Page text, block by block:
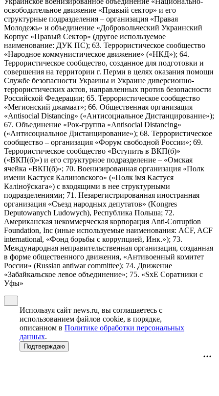
освободительное движение «Правый сектор» и его
структурные подразделения – организация «Правая
Молодежь» и объединение «Добровольческий Украинский
Корпус «Правый Сектор» (другое используемое
наименование: ДУК ПС); 63. Террористическое сообщество
«Народное коммунистическое движение» («НКД»); 64.
Террористическое сообщество, созданное для подготовки и
совершения на территории г. Перми в целях оказания помощи
Службе безопасности Украины и Украине диверсионно-
террористических актов, направленных против безопасности
Российской Федерации; 65. Террористическое сообщество
«Мегионский джамаат»; 66. Общественная организация
«Antisocial Distancing» («Антисоциальное Дистанцирование»);
67. Объединение «Рок-группа «Antisocial Distancing»
(«Антисоциальное Дистанцирование»); 68. Террористическое
сообщество – организация «Форум свободной России»; 69.
Террористическое сообщество «Вступить в ВКП(б)»
(«ВКП(б)») и его структурное подразделение – «Омская
ячейка «ВКП(б)»; 70. Военизированная организация «Полк
имени Кастуся Калиновского» («Полк iмя Кастуся
Калiноўскага») с входящими в нее структурными
подразделениями; 71. Незарегистрированная иностранная
организация «Съезд народных депутатов» (Kongres
Deputowanych Ludowych), Республика Польша; 72.
Американская некоммерческая корпорация Anti-Corruption
Foundation, Inc (иные используемые наименования: ACF, ACF
international, «Фонд борьбы с коррупцией, Инк.»); 73.
Международная неправительственная организация, созданная
в форме общественного движения, «Антивоенный комитет
России» (Russian antiwar committee); 74. Движение
«Забайкальское левое объединение»; 75. «SxE Соратники с
Уфы»
Используя сайт news.ru, вы соглашаетесь с
использованием файлов cookie, в порядке,
описанном в Политике обработки персональных
данных.
Подтверждаю